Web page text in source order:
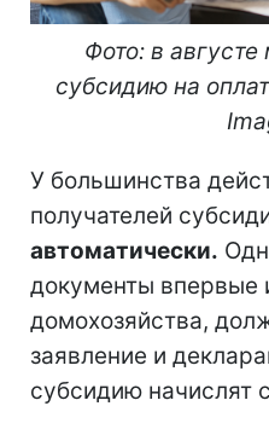
Фото: в
субсидию на
У большинства
получателей
автоматически.
документы впервые
домохозяйства,
заявление и
субсидию начислят